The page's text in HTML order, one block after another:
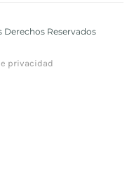
Derechos Reservados
privacidad